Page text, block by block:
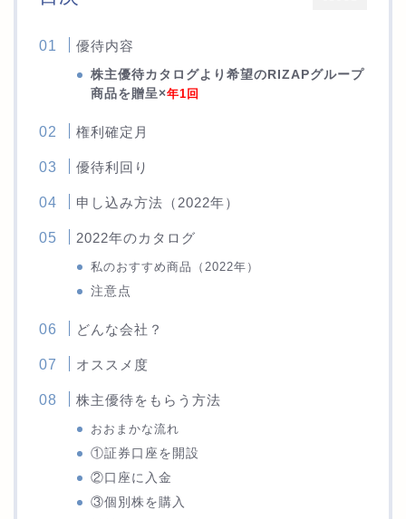
優待内容
株主優待カタログより希望のRIZAPグループ
商品を贈呈×年1回
権利確定月
優待利回り
申し込み方法（2022年）
2022年のカタログ
私のおすすめ商品（2022年）
注意点
どんな会社？
オススメ度
株主優待をもらう方法
おおまかな流れ
①証券口座を開設
②口座に入金
③個別株を購入